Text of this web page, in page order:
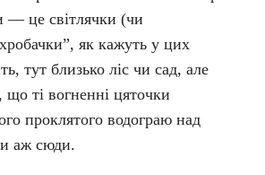
— це світлячки (чи
хробачки”, як кажуть у цих
тут близько ліс чи сад, але
що ті вогненні цяточки
проклятого водограю над
аж сюди.